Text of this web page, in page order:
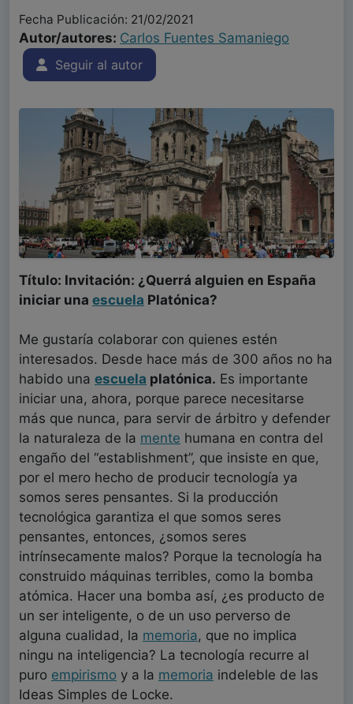
Fecha Publicación: 21/02/2021
Autor/autores: Carlos Fuentes Samaniego
Seguir al autor
Título: Invitación: ¿Querrá alguien en España
iniciar una escuela Platónica?
Me gustaría colaborar con quienes estén
interesados. Desde hace más de 300 años no ha
habido una escuela platónica. Es importante
iniciar una, ahora, porque parece necesitarse
más que nunca, para servir de árbitro y defender
la naturaleza de la mente humana en contra del
engaño del “establishment”, que insiste en que,
por el mero hecho de producir tecnología ya
somos seres pensantes. Si la producción
tecnológica garantiza el que somos seres
pensantes, entonces, ¿somos seres
intrínsecamente malos? Porque la tecnología ha
construido máquinas terribles, como la bomba
atómica. Hacer una bomba así, ¿es producto de
un ser inteligente, o de un uso perverso de
alguna cualidad, la memoria, que no implica
ningu na inteligencia? La tecnología recurre al
puro empirismo y a la memoria indeleble de las
Ideas Simples de Locke.